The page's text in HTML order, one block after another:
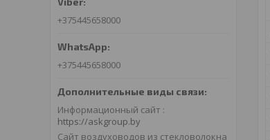
+375445658000
+375445658000
Информационный сайт
https://askgroup.by
Сайт воздуховодов из стекловолокна